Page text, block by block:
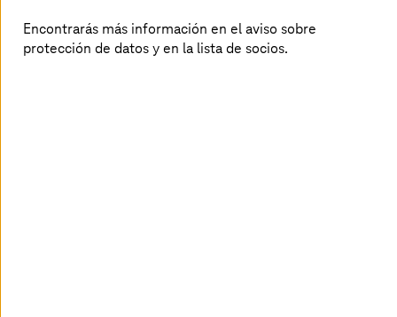
Encontrarás más información en el aviso sobre
protección de datos y en la lista de socios.